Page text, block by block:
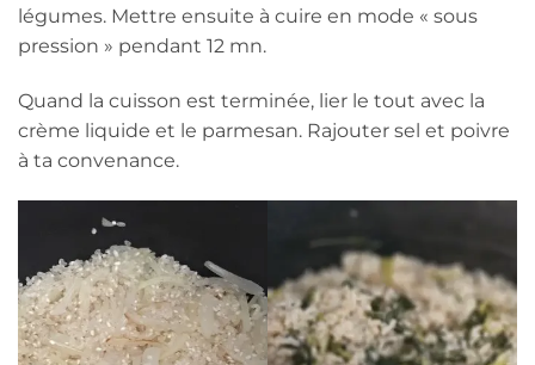
légumes. Mettre ensuite à cuire en mode « sous
pression » pendant 12 mn.
Quand la cuisson est terminée, lier le tout avec la
crème liquide et le parmesan. Rajouter sel et poivre
à ta convenance.